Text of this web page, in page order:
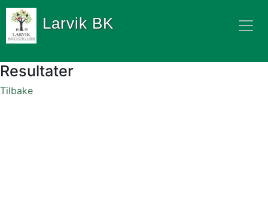
Larvik BK
Resultater
Tilbake